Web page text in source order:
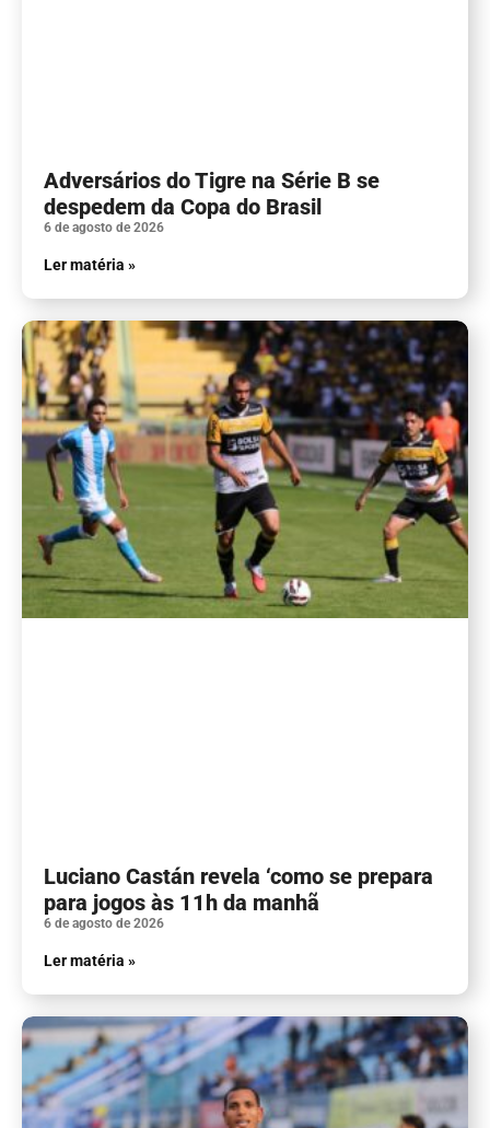
Adversários do Tigre na Série B se
despedem da Copa do Brasil
6 de agosto de 2026
Ler matéria »
Luciano Castán revela ‘como se prepara
para jogos às 11h da manhã
6 de agosto de 2026
Ler matéria »